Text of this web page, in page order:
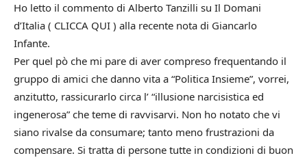
Ho letto il commento di Alberto Tanzilli su Il Domani
d’Italia ( CLICCA QUI ) alla recente nota di Giancarlo
Infante.
Per quel pò che mi pare di aver compreso frequentando il
gruppo di amici che danno vita a “Politica Insieme”, vorrei,
anzitutto, rassicurarlo circa l’ “illusione narcisistica ed
ingenerosa” che teme di ravvisarvi. Non ho notato che vi
siano rivalse da consumare; tanto meno frustrazioni da
compensare. Si tratta di persone tutte in condizioni di buon